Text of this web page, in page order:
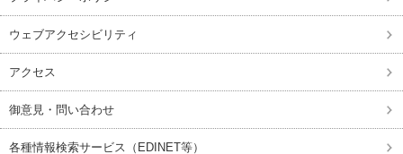
ウェブアクセシビリティ
アクセス
御意見・問い合わせ
各種情報検索サービス（EDINET等）